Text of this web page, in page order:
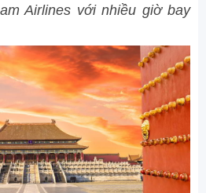
Airlines với nhiều giờ bay